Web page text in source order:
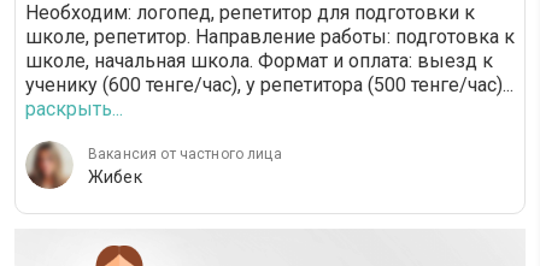
Необходим: логопед, репетитор для подготовки к
школе, репетитор. Направление работы: подготовка к
школе, начальная школа. Формат и оплата: выезд к
ученику (600 тенге/час), у репетитора (500 тенге/час)...
раскрыть...
Вакансия от частного лица
Жибек